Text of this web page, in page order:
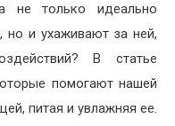
не только идеально
но и ухаживают за ней,
В статье
помогают нашей
питая и увлажняя ее.